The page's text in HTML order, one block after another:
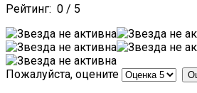
Рейтинг: 0 / 5
Пожалуйста, оцените